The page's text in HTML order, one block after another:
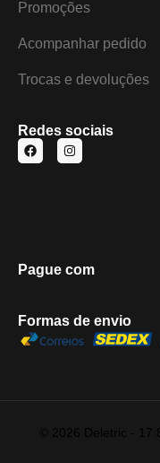
Promoções
Acompanhar pedido
Trocas e devoluções
Redes sociais
Pague com
Formas de envio